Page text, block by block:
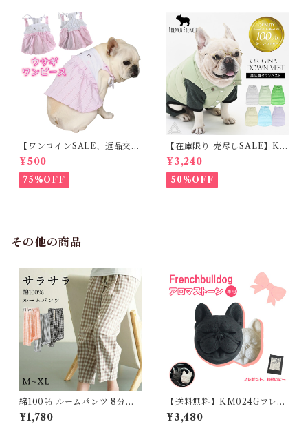
【ワンコインSALE、返品交換
不可】KM171SK フレンチブ
ルドック 犬服 女の子 ピンク
スカート
¥500
75%OFF
【在庫限り 売尽しSALE】K
M952Tダウンベスト 100%ダ
ウン・フェザー 犬 犬服 ダウン
ジャケット ベスト フレンチブ
ルドッグ 冬服 極暖 暖かい 可
¥3,240
50%OFF
その他の商品
綿100％ ルームパンツ 8分丈
チェック柄 パジャマ 快適 部屋
着 ポケット付き 八分丈 ルーム
¥1,780
【送料無料】KM024Gフレン
チブルドッグ フレブル アロマ
ストーン 車内アロマ グッズ
¥3,480